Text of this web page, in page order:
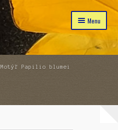
Menu
Motýľ Papilio blumei